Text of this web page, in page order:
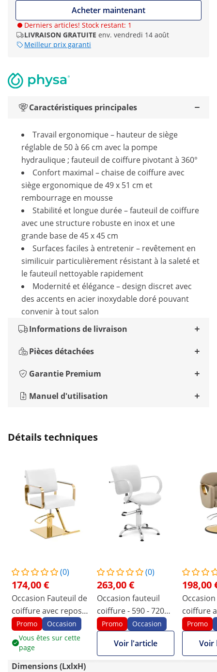
Acheter maintenant
Derniers articles! Stock restant: 1
LIVRAISON GRATUITE env. vendredi 14 août
Meilleur prix garanti
Caractéristiques principales
Travail ergonomique – hauteur de siège
réglable de 50 à 66 cm avec la pompe
hydraulique ; fauteuil de coiffure pivotant à 360°
Confort maximal – chaise de coiffure avec
siège ergonomique de 49 x 51 cm et
rembourrage en mousse
Stabilité et longue durée – fauteuil de coiffure
avec une structure robuste en inox et une
grande base de 45 x 45 cm
Surfaces faciles à entretenir – revêtement en
similicuir particulièrement résistant à la saleté et
le fauteuil nettoyable rapidement
Modernité et élégance – design discret avec
des accents en acier inoxydable doré pouvant
convenir à tout salon
Informations de livraison
Pièces détachées
Garantie Premium
Manuel d'utilisation
Détails techniques
(0)
174,00 €
Occasion Fauteuil de
coiffure avec repose-
pieds - 50 - 66 cm -
200 kg - blanc/or
Promo
Occasion
Vous êtes sur cette
page
(0)
263,00 €
Occasion fauteuil
coiffure - 590 - 720
mm - 150 kg - Blanc
Promo Occasion
Voir l'article
198,00
coiffure
pieds -
180 kg -
Promo
Voir
Dimensions (LxlxH)